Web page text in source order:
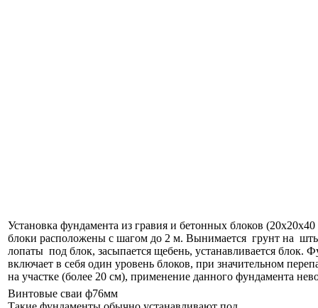
Установка фундамента из гравия и бетонных блоков
блоки расположены с шагом до 2 м. Вынимается грунт на
лопаты под блок, засыпается щебень, устанавливается блок.
включает в себя один уровень блоков, при значительном
на участке (более 20 см), применение данного фундамента
Винтовые сваи ф76мм